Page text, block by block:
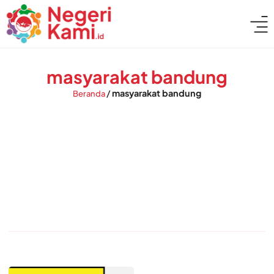
masyarakat bandung
Beranda/masyarakat bandung